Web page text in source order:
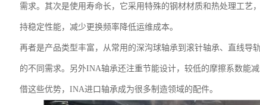
需求。其次是使用寿命长，它采用特殊的钢材材质和热处理工
持稳定性能，减少更换频率降低运维成本。
再者是产品类型丰富，从常用的深沟球轴承到滚针轴承、直线导
的不同需求。另外INA轴承还注重节能设计，较低的摩擦系数能
借这些优势，INA进口轴承成为很多制造领域的配件。